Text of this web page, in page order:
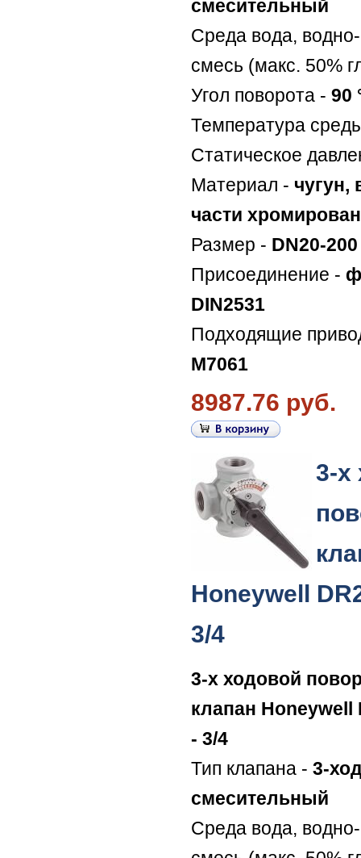
смесительный
Среда вода,
смесь (макс. 50%
Угол поворота - 90
Температура
Статическое
Материал - чугун,
части
Размер - DN20-200
Присоединение -
DIN2531
Подходящие
M7061
8987.76 руб.
3-х
Honeywell
3/4
3-х ходовой
клапан Honeywell
- 3/4
Тип клапана - 3-
смесительный
Среда вода,